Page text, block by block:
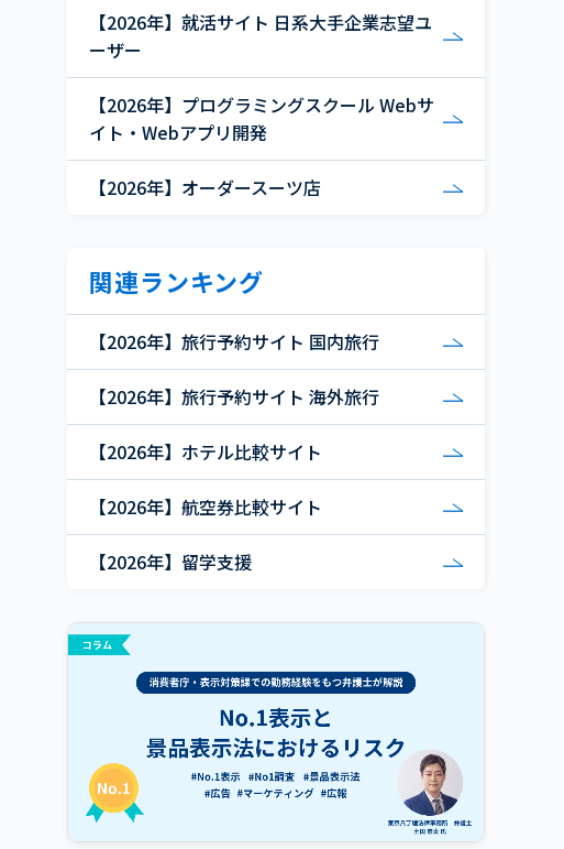
【2026年】就活サイト 日系大手企業志望ユ
ーザー
【2026年】プログラミングスクール Webサ
イト・Webアプリ開発
【2026年】オーダースーツ店
関連ランキング
【2026年】旅行予約サイト 国内旅行
【2026年】旅行予約サイト 海外旅行
【2026年】ホテル比較サイト
【2026年】航空券比較サイト
【2026年】留学支援